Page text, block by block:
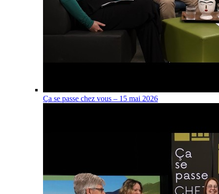
Ça se passe chez vous – 15 mai 2026